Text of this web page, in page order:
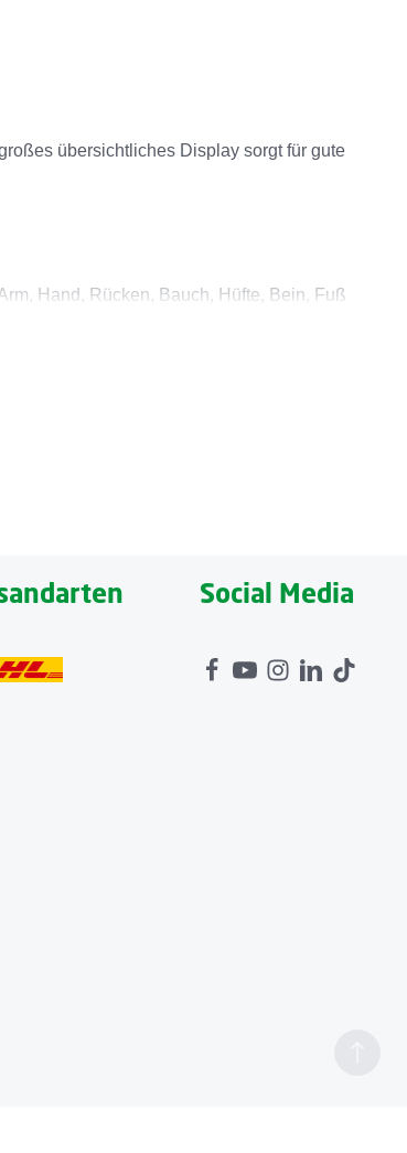
übersichtliches Display sorgt für gute
Hand, Rücken, Bauch, Hüfte, Bein, Fuß
klopfen. Insgesamt verfügt das innovative
Social Media